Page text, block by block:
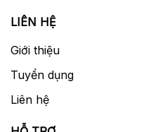
LIÊN HỆ
Giới thiệu
Tuyển dụng
Liên hệ